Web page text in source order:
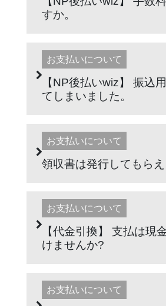
すか。
お支払いについて
【NP後払いwiz】 振込
てしまいました。
お支払いについて
領収書は発行してもらえ
お支払いについて
【代金引換】 支払は現
けませんか?
お支払いについて